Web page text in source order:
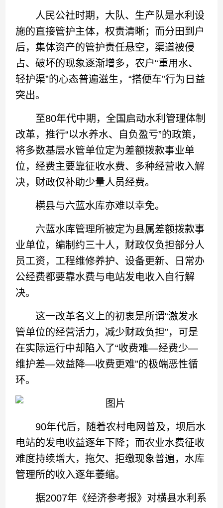
人民公社时期，大队、生产队是水利设
施的直接管护主体，权责清晰；而分田到户
后，集体资产的管护责任悬空，渠道被侵
占、破坏的现象逐渐增多，农户“重用水、
轻护渠”的心态普遍滋生，“搭便车”行为日益
突出。
至80年代中期，全国启动水利管理体制
改革，推行“以水养水、自负盈亏”的政策，
将多数基层水管单位定为差额拨款事业单
位，经费主要靠征收水费、多种经营收入解
决，财政仅补助少量人员经费。
横县与六蓝水库亦难以幸免。
六蓝水库管理所被定为县属差额拨款事
业单位，编制约三十人，财政仅负担部分人
员工资，工程维修养护、设备更新、日常办
公经费都要靠水费与电站发电收入自行解
决。
这一改革名义上的初衷是所谓“激发水
管单位的经营活力，减少财政负担”，可是
在实际运行中却陷入了“收费难—经费少—
维护差—效益降—收费更难”的极端恶性循
环。
90年代后，随着农村电网普及，坝后水
电站的发电收益逐年下降；而农业水费征收
难度持续增大，拖欠、拒缴现象普遍，水库
管理所的收入逐年萎缩。
据2007年《经济参考报》对横县水利系